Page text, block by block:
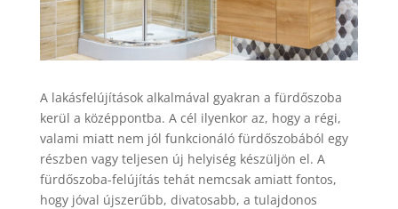
A lakásfelújítások alkalmával gyakran a fürdőszoba
kerül a középpontba. A cél ilyenkor az, hogy a régi,
valami miatt nem jól funkcionáló fürdőszobából egy
részben vagy teljesen új helyiség készüljön el. A
fürdőszoba-felújítás tehát nemcsak amiatt fontos,
hogy jóval újszerűbb, divatosabb, a tulajdonos